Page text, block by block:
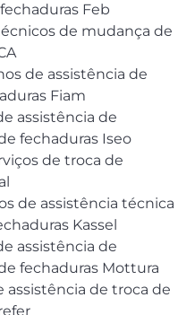
Feb
de mudança de
de assistência de
Fiam
assistência de
fechaduras Iseo
de troca de
de assistência técnica
Kassel
assistência de
fechaduras Mottura
assistência de troca de